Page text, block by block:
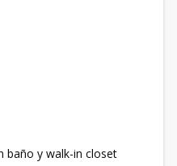
baño y walk-in closet